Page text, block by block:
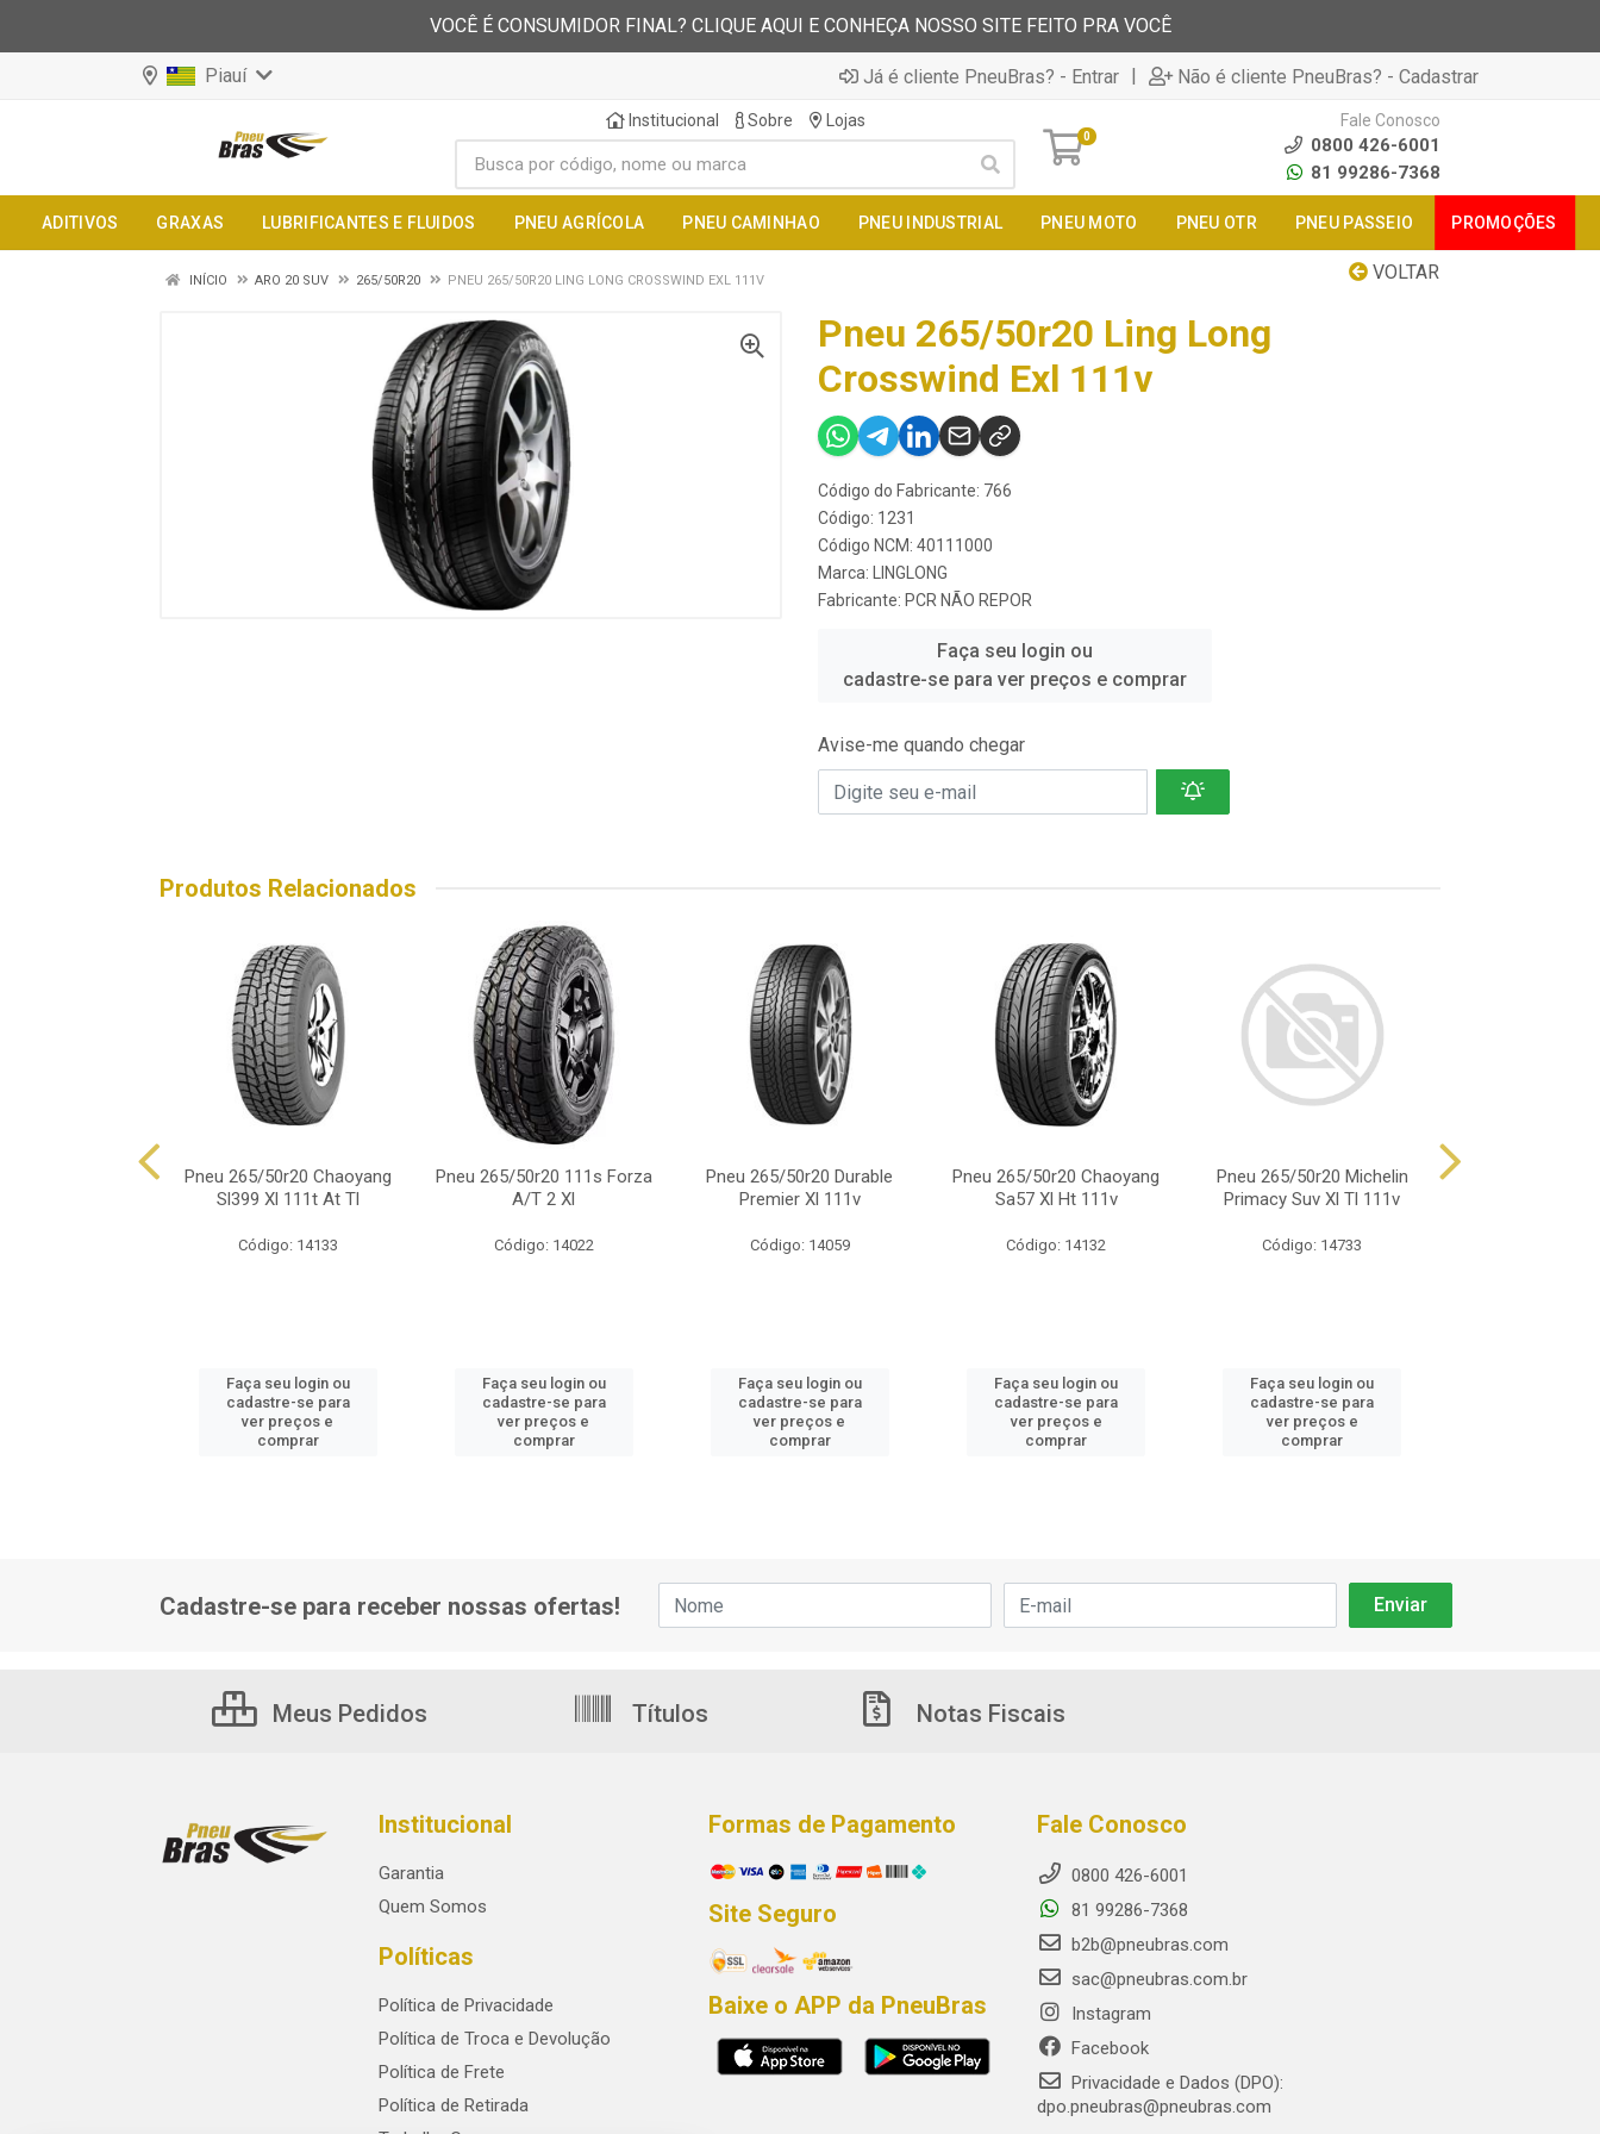
VOCÊ É CONSUMIDOR FINAL? CLIQUE AQUI E CONHEÇA NOSSO SITE FEITO PRA VOCÊ
Piauí Já é cliente PneuBras? - Entrar | Não é cliente PneuBras? - Cadastrar
Institucional Sobre Lojas
0
Fale Conosco
0800 426-6001
81 99286-7368
ADITIVOS GRAXAS LUBRIFICANTES E FLUIDOS PNEU AGRÍCOLA PNEU CAMINHAO PNEU INDUSTRIAL PNEU MOTO PNEU OTR PNEU PASSEIO PROMOÇÕES
VOLTAR
INÍCIO ARO 20 SUV 265/50R20 PNEU 265/50R20 LING LONG CROSSWIND EXL 111V
Pneu 265/50r20 Ling Long
Crosswind Exl 111v
Código do Fabricante: 766
Código: 1231
Código NCM: 40111000
Marca:
LINGLONG
Fabricante: PCR NÃO REPOR
Faça seu login ou
cadastre-se para ver preços e comprar
Avise-me quando chegar
Produtos Relacionados
Pneu 265/50r20 Chaoyang
Sl399 Xl 111t At Tl
Código: 14133
Faça seu login ou
cadastre-se para
ver preços e
comprar
Pneu 265/50r20 111s Forza
A/T 2 Xl
Código: 14022
Faça seu login ou
cadastre-se para
ver preços e
comprar
Pneu 265/50r20 Durable
Premier Xl 111v
Código: 14059
Faça seu login ou
cadastre-se para
ver preços e
comprar
Pneu 265/50r20 Chaoyang
Sa57 Xl Ht 111v
Código: 14132
Faça seu login ou
cadastre-se para
ver preços e
comprar
Pneu 265/50r20 Michelin
Primacy Suv Xl Tl 111v
Código: 14733
Faça seu login ou
cadastre-se para
ver preços e
comprar
Cadastre-se para receber nossas ofertas!
Meus Pedidos Títulos Notas Fiscais
Institucional
Garantia
Quem Somos
Políticas
Política de Privacidade
Política de Troca e Devolução
Política de Frete
Política de Retirada
Formas de Pagamento
Site Seguro
Baixe o APP da PneuBras
Fale Conosco
0800 426-6001
81 99286-7368
b2b@pneubras.com
sac@pneubras.com.br
Instagram
Facebook
Privacidade e Dados (DPO):
dpo.pneubras@pneubras.com